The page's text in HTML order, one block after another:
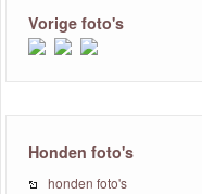
Vorige foto's
Honden foto's
honden foto's